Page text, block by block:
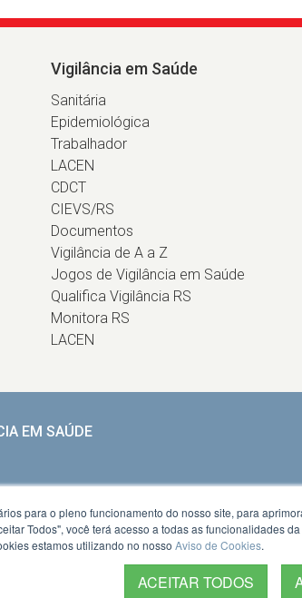
Vigilância em Saúde
Sanitária
Epidemiológica
Trabalhador
LACEN
CDCT
CIEVS/RS
Documentos
Vigilância de A a Z
Jogos de Vigilância em Saúde
Qualifica Vigilância RS
Monitora RS
LACEN
EM SAÚDE
para o pleno funcionamento do nosso site, para
Todos", você terá acesso a todas as funcionalidades
estamos utilizando no nosso Aviso de Cookies.
ACEITAR TODOS